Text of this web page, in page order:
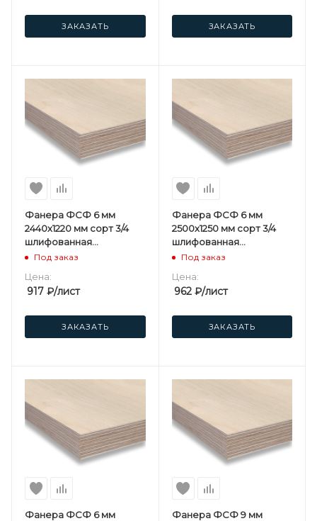
ЗАКАЗАТЬ ЗАКАЗАТЬ
Фанера ФСФ 6 мм
2440х1220 мм сорт 3/4
шлифованная
березовая
Под заказ
Цена:
917 ₽/лист
ЗАКАЗАТЬ
Фанера ФСФ 6 мм
2500х1250 мм сорт 3/4
шлифованная
березовая
Под заказ
Цена:
962₽/лист
ЗАКАЗАТЬ
Фанера ФСФ 6 мм
Фанера ФСФ 9 мм